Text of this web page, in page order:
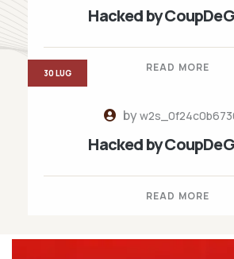
Hacked by
READ MORE
by
Hacked by
READ MORE
30 LUG